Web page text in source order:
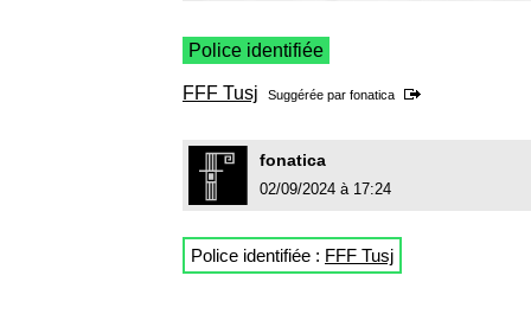
Police identifiée
FFF Tusj Suggérée par fonatica
fonatica
02/09/2024 à 17:24
Police identifiée : FFF Tusj